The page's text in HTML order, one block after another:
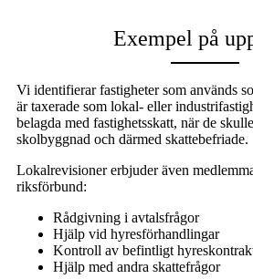
Exempel på
Vi identifierar fastigheter som används
är taxerade som lokal- eller
belagda med fastighetsskatt, när de
skolbyggnad och därmed skattebefriade.
Lokalrevisioner erbjuder även
riksförbund:
Rådgivning i avtalsfrågor
Hjälp vid hyresförhandlingar
Kontroll av befintligt
Hjälp med andra skattefrågor